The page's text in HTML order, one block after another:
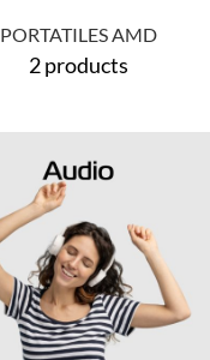
PORTATILES AMD
2 products